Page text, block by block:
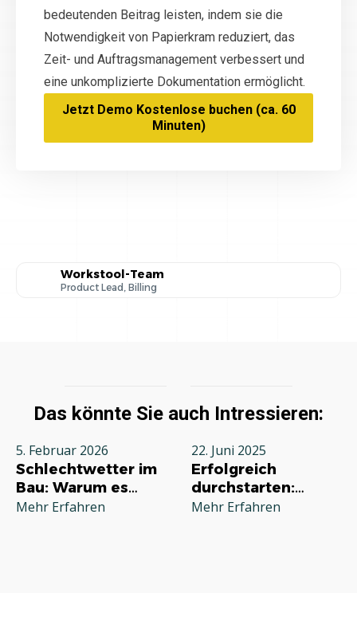
bedeutenden Beitrag leisten, indem sie die
Notwendigkeit von Papierkram reduziert, das
Zeit- und Auftragsmanagement verbessert und
eine unkomplizierte Dokumentation ermöglicht.
Jetzt Demo Kostenlose buchen (ca. 60
Minuten)
Workstool-Team
Product Lead, Billing
Das könnte Sie auch Intressieren:
5. Februar 2026
Schlechtwetter im
Bau: Warum es
jeden Betrieb
Mehr Erfahren
22. Juni 2025
Erfolgreich
durchstarten:
Deine
Mehr Erfahren